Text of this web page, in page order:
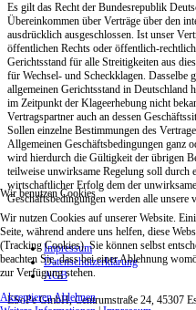
Es gilt das Recht der Bundesrepublik
Übereinkommen über Verträge über den
ausdrücklich ausgeschlossen. Ist unser
öffentlichen Rechts oder öffentlich-
Gerichtsstand für alle Streitigkeiten aus
für Wechsel- und Scheckklagen. Dasselbe
allgemeinen Gerichtsstand in Deutschland
im Zeitpunkt der Klageerhebung nicht
Vertragspartner auch an dessen
Sollen einzelne Bestimmungen des
Allgemeinen Geschäftsbedingungen ganz
wird hierdurch die Gültigkeit der übrigen
teilweise unwirksame Regelung soll durch
wirtschaftlicher Erfolg dem der
Geschäftsbedingungen werden alle unsere
Impressum
Datenschutzerklärung
AGB
ESoPe GmbH, Centrumstraße 24, 45307
Wir benutzen Cookies
Wir nutzen Cookies auf unserer Website.
Seite, während andere uns helfen, diese
(Tracking Cookies). Sie können selbst
beachten Sie, dass bei einer Ablehnung
zur Verfügung stehen.
AkzeptierenAblehnen